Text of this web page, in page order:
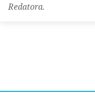
Redatora.